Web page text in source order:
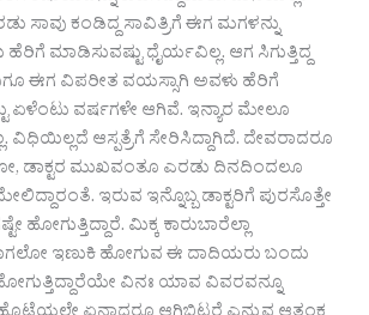
ಸಾವು ಕಂಡಿದ್ದ ಸಾವಿತ್ರಿಗೆ ಈಗ ಮಗಳನ್ನು
ಮಾಡಿಸುವಷ್ಟು ಧೈರ್ಯವಿಲ್ಲ. ಆಗ ಸಿಗುತ್ತಿದ್ದ
ಈಗ ವಿಪರೀತ ವಯಸ್ಸಾಗಿ ಅವಳು ಹೆರಿಗೆ
ಏಳೆಂಟು ವರ್ಷಗಳೇ ಆಗಿವೆ. ಇನ್ಯಾರ ಮೇಲೂ
ವಿಧಿಯಿಲ್ಲದೆ ಆಸ್ಪತ್ರೆಗೆ ಸೇರಿಸಿದ್ದಾಗಿದೆ. ದೇವರಾದರೂ
ಡಾಕ್ಟರ ಮುಖವಂತೂ ಎರಡು ದಿನದಿಂದಲೂ
ಇರುವ ಇನ್ನೊಬ್ಬ ಡಾಕ್ಟರಿಗೆ ಪುರಸೊತ್ತೇ
ಹೋಗುತ್ತಿದ್ದಾರೆ. ಮಿಕ್ಕ ಕಾರುಬಾರೆಲ್ಲಾ
ಇಣುಕಿ ಹೋಗುವ ಈ ದಾದಿಯರು ಬಂದು
ವಿನಃ ಯಾವ ವಿವರವನ್ನೂ